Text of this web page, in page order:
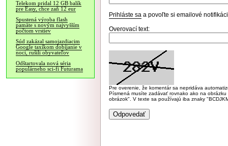
Telekom pridal 12 GB balík
pre Easy, chce zaň 12 eur
Spustená výroba flash
pamäte s novým najvyšším
počtom vrstiev
Súd zakázal samojazdiacim
Google taxíkom dobíjanie v
noci, rušili obyvateľov
Odštartovala nová séria
populárneho sci-fi Futurama
Prihláste sa a povoľte si emailové
Overovací text:
Pre overenie, že komentár sa nepridáva
Písmená musíte zadávať rovnako ako na
obrázok". V texte sa používajú iba znaky